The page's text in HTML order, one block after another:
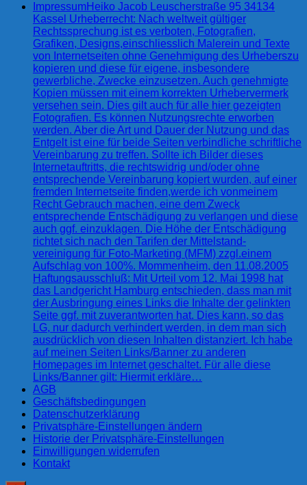
ImpressumHeiko Jacob Leuscherstraße 95 34134
Kassel Urheberrecht: Nach weltweit gültiger
Rechtssprechung ist es verboten, Fotografien,
Grafiken, Designs,einschliesslich Malerein und Texte
von Internetseiten ohne Genehmigung des Urheberszu
kopieren und diese für eigene, insbesondere
gewerbliche, Zwecke einzusetzen. Auch genehmigte
Kopien müssen mit einem korrekten Urhebervermerk
versehen sein. Dies gilt auch für alle hier gezeigten
Fotografien. Es können Nutzungsrechte erworben
werden. Aber die Art und Dauer der Nutzung und das
Entgelt ist eine für beide Seiten verbindliche schriftliche
Vereinbarung zu treffen. Sollte ich Bilder dieses
Internetauftritts, die rechtswidrig und/oder ohne
entsprechende Vereinbarung kopiert wurden, auf einer
fremden Internetseite finden,werde ich vonmeinem
Recht Gebrauch machen, eine dem Zweck
entsprechende Entschädigung zu verlangen und diese
auch ggf. einzuklagen. Die Höhe der Entschädigung
richtet sich nach den Tarifen der Mittelstand-
vereinigung für Foto-Marketing (MFM) zzgl.einem
Aufschlag von 100%. Mommenheim, den 11.08.2005
Haftungsausschluß: Mit Urteil vom 12. Mai 1998 hat
das Landgericht Hamburg entschieden, dass man mit
der Ausbringung eines Links die Inhalte der gelinkten
Seite ggf. mit zuverantworten hat. Dies kann, so das
LG, nur dadurch verhindert werden, in dem man sich
ausdrücklich von diesen Inhalten distanziert. Ich habe
auf meinen Seiten Links/Banner zu anderen
Homepages im Internet geschaltet. Für alle diese
Links/Banner gilt: Hiermit erkläre…
AGB
Geschäftsbedingungen
Datenschutzerklärung
Privatsphäre-Einstellungen ändern
Historie der Privatsphäre-Einstellungen
Einwilligungen widerrufen
Kontakt